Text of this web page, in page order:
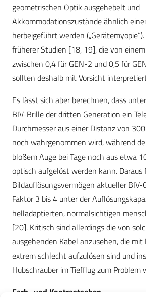
geometrischen Optik ausgehebelt und
Akkommodationszustände ähnlich
herbeigeführt werden
früherer Studien [18, 19], die von
zwischen 0,4 für GEN-2 und 0,5 für
sollten deshalb mit Vorsicht
Es lässt sich aber berechnen, dass
BIV-Brille der dritten Generation ein
Durchmesser aus einer Distanz von
noch wahrgenommen wird, während
bloßem Auge bei Tage noch aus etwa
optisch aufgelöst werden kann. Daraus
Bildauflösungsvermögen aktueller BIV-
Faktor 3 bis 4 unter der
helladaptierten, normalsichtigen
[20]. Kritisch sind allerdings die von
ausgehenden Kabel anzusehen, die
extrem schlecht aufzulösen sind und
Hubschrauber im Tiefflug zum Problem
Farb- und Kontrastsehen